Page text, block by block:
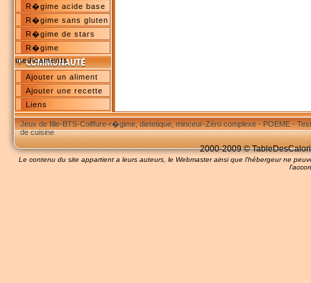
R�gime acide base
R�gime sans gluten
R�gime de stars
R�gime
medicaments
Ajouter un aliment
Ajouter une recette
Liens
Jeux de fille-BTS-Coiffure-r�gime, dietetique, minceur-Zéro complexe-POEME-
de cuisine
2000-2009 ©
Le contenu du site appartient a leurs auteurs, le Webmaster ainsi que l'hébergeur ne